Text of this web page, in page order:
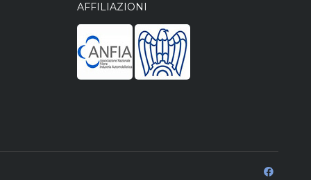
AFFILIAZIONI